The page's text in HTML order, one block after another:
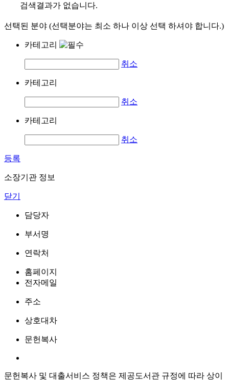
검색결과가 없습니다.
선택된 분야 (선택분야는 최소 하나 이상 선택 하셔야 합니다.)
카테고리
취소
카테고리
취소
카테고리
취소
등록
소장기관 정보
닫기
담당자
부서명
연락처
홈페이지
전자메일
주소
상호대차
문헌복사
문헌복사 및 대출서비스 정책은 제공도서관 규정에 따라 상이